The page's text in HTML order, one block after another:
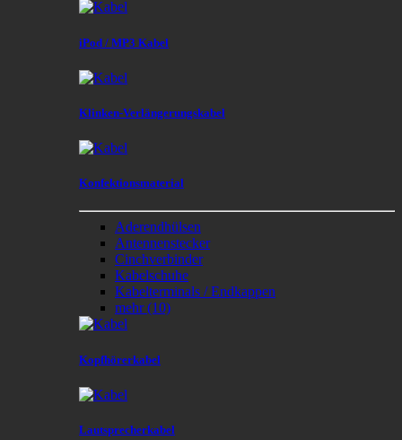
iPod / MP3 Kabel
Klinken-Verlängerungskabel
Konfektionsmaterial
Aderendhülsen
Antennenstecker
Cinchverbinder
Kabelschuhe
Kabelterminals / Endkappen
mehr(10)
Kopfhörerkabel
Lautsprecherkabel